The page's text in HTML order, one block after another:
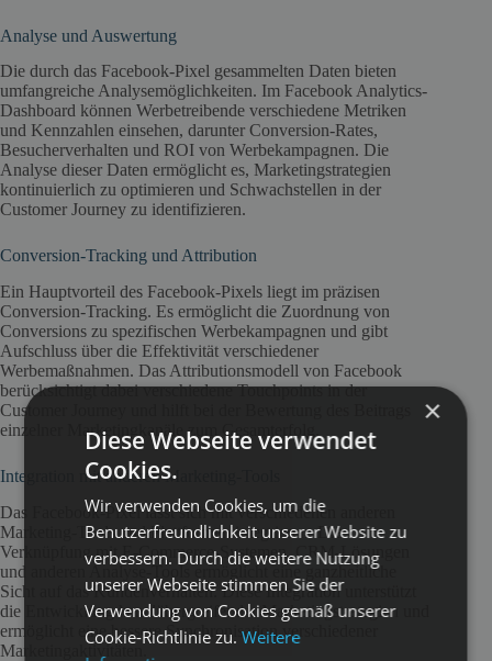
Analyse und Auswertung
Die durch das Facebook-Pixel gesammelten Daten bieten
umfangreiche Analysemöglichkeiten. Im Facebook Analytics-
Dashboard können Werbetreibende verschiedene Metriken
und Kennzahlen einsehen, darunter Conversion-Rates,
Besucherverhalten und ROI von Werbekampagnen. Die
Analyse dieser Daten ermöglicht es, Marketingstrategien
kontinuierlich zu optimieren und Schwachstellen in der
Customer Journey zu identifizieren.
Conversion-Tracking und Attribution
Ein Hauptvorteil des Facebook-Pixels liegt im präzisen
Conversion-Tracking. Es ermöglicht die Zuordnung von
Conversions zu spezifischen Werbekampagnen und gibt
Aufschluss über die Effektivität verschiedener
Werbemaßnahmen. Das Attributionsmodell von Facebook
berücksichtigt dabei verschiedene Touchpoints in der
Customer Journey und hilft bei der Bewertung des Beitrags
einzelner Marketingkanäle zum Gesamterfolg.
Integration mit anderen Marketing-Tools
Das Facebook-Pixel lässt sich mit verschiedenen anderen
Marketing-Tools und Plattformen integrieren. Die
Verknüpfung mit E-Commerce-Systemen, CRM-Lösungen
und anderen Analyse-Tools ermöglicht eine ganzheitliche
Sicht auf das Kundenverhalten. Diese Integration unterstützt
die Entwicklung kanalübergreifender Marketingstrategien und
ermöglicht eine bessere Synchronisation verschiedener
Marketingaktivitäten.
×
Diese Webseite verwendet
Cookies.
Wir verwenden Cookies, um die
Benutzerfreundlichkeit unserer Website zu
verbessern. Durch die weitere Nutzung
unserer Webseite stimmen Sie der
Verwendung von Cookies gemäß unserer
Cookie-Richtlinie zu.Weitere